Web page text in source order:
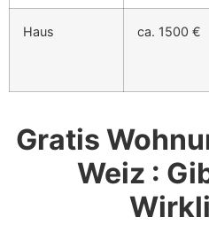
Haus ca. 1500 €
Gratis
Weiz :